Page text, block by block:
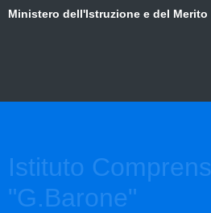
Ministero dell'Istruzione e del Merito
Istituto
"G.Barone"